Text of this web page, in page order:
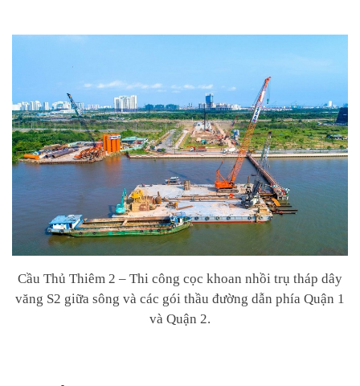
Cầu Thủ Thiêm 2 – Thi công cọc khoan nhồi trụ tháp dây
văng S2 giữa sông và các gói thầu đường dẫn phía Quận 1
và Quận 2.